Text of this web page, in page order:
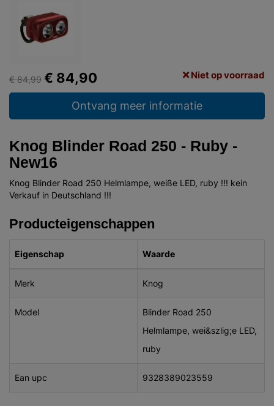
€ 84,99 € 84,90 Niet op voorraad
Ontvang meer informatie
Knog Blinder Road 250 - Ruby -
New16
Knog Blinder Road 250 Helmlampe, weiße LED, ruby !!! kein
Verkauf in Deutschland !!!
Producteigenschappen
Eigenschap Waarde
Merk Knog
Model
Blinder Road 250
Helmlampe, wei&szlig;e LED,
ruby
Ean upc 9328389023559